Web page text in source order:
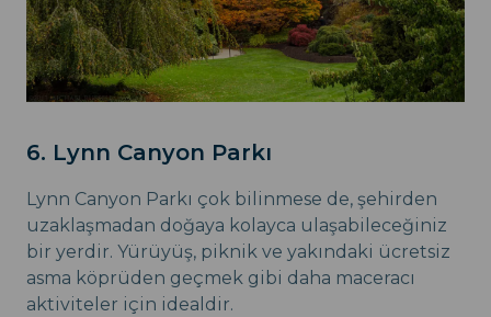
6. Lynn Canyon Parkı
Lynn Canyon Parkı çok bilinmese de, şehirden
uzaklaşmadan doğaya kolayca ulaşabileceğiniz
bir yerdir. Yürüyüş, piknik ve yakındaki ücretsiz
asma köprüden geçmek gibi daha maceracı
aktiviteler için idealdir.